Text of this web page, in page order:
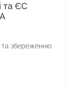
та ЄС
та збереженню